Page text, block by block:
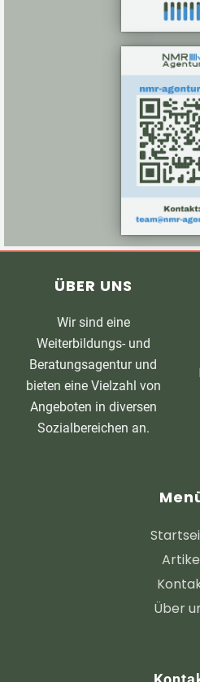
ÜBER UNS
Wir sind eine
Weiterbildungs- und
Beratungsagentur und
bieten eine Vielzahl von
Angeboten in diversen
Sozialbereichen an.
Über